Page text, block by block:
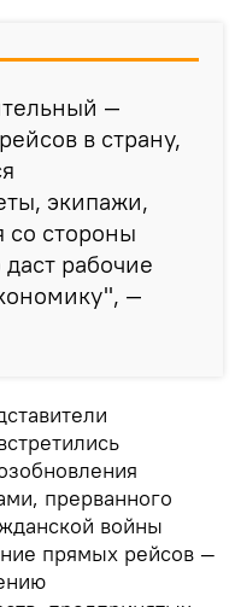
—
в страну,
экипажи,
со стороны
рабочие
—
прерванного
войны
прямых рейсов —